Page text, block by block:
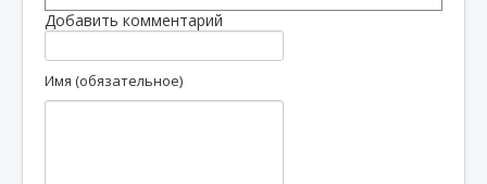
Добавить комментарий
Имя (обязательное)